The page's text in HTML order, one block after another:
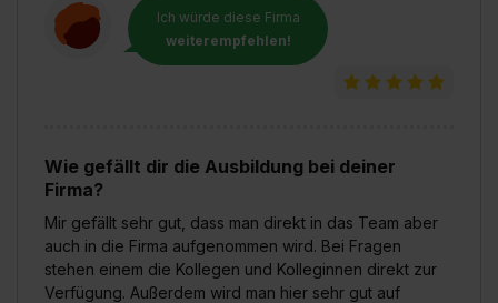
Ich würde diese Firma
weiterempfehlen!
Wie gefällt dir die Ausbildung bei deiner
Firma?
Mir gefällt sehr gut, dass man direkt in das Team aber
auch in die Firma aufgenommen wird. Bei Fragen
stehen einem die Kollegen und Kolleginnen direkt zur
Verfügung. Außerdem wird man hier sehr gut auf